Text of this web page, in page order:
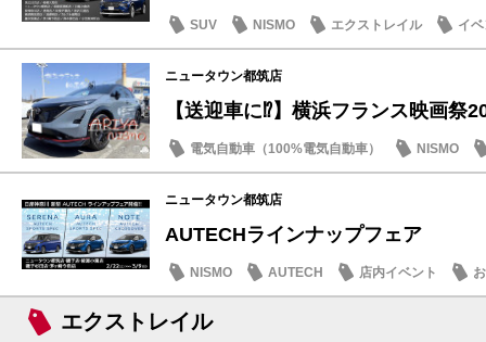
SUV NISMO エクストレイル
イ
記念品・プレゼント
ニュータウン都筑店
【送迎車に⁉️】横浜フランス映画祭
電気自動車（100%電気自動車） NISMO
ニュータウン都筑店
AUTECHラインナップフェア
NISMO AUTECH 店内イベント
エクストレイル